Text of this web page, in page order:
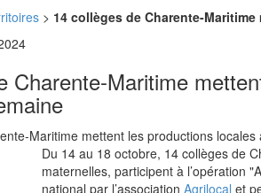
> 14 collèges de Charente-
Charente-Maritime
Du 14 au 18 octobre, 14 collèges de
maternelles, participent à l’opération
national par l’association Agrilocal et